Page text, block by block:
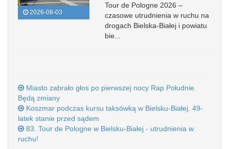
2026-08-03
Tour de Pologne 2026 –
czasowe utrudnienia w ruchu na
drogach Bielska-Białej i powiatu
bie...
Miasto zabrało głos po pierwszej nocy Rap Południe.
Będą zmiany
Koszmar podczas kursu taksówką w Bielsku-Białej. 49-
latek stanie przed sądem
83. Tour de Pologne w Bielsku-Białej - utrudnienia w
ruchu!